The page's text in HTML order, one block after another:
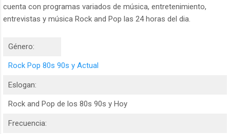
cuenta con programas variados de música, entretenimiento,
entrevistas y música Rock and Pop las 24 horas del dia.
Género:
Rock Pop 80s 90s y Actual
Eslogan:
Rock and Pop de los 80s 90s y Hoy
Frecuencia: